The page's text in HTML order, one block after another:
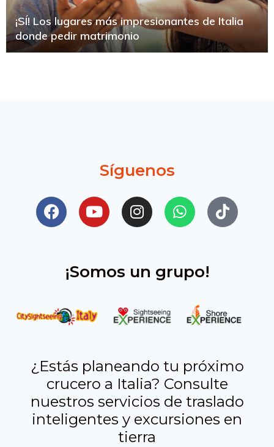
¡SÍ! Los lugares más impresionantes de Italia
donde pedir matrimonio
Síguenos
¡Somos un grupo!
¿Estás planeando tu próximo
crucero a Italia? Consulte
nuestros servicios de traslado
inteligentes y excursiones en
tierra